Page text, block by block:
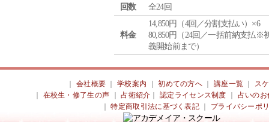
回数
全24回
料金
14,850円（4回／分割支払い）×6
80,850円（24回／一括前納支払※
義開始前まで）
会社概要 ｜学校案内 ｜初めての方へ 講座一覧
ス
在校生・修了生の声 ｜占術紹介 ｜認定ライセンス制度
占いのお
｜特定商取引法に基づく表記 プライバシーポ